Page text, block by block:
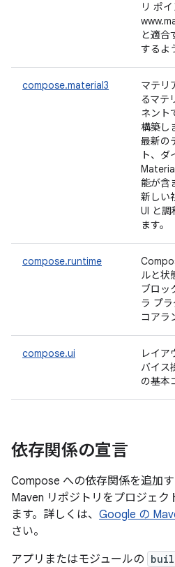
リ ポイ
と適合
するよ
compose.material3
マテリ
るマテ
ネント
構築し
最新の
ト、ダ
能が含
新しい
UI と
ます。
compose.runtime
ルと状
ブロッ
ラ プ
コアラ
compose.ui
レイア
バイス
の基本
依存関係の宣言
Compose への依存関係を追加
Maven リポジトリをプロジェク
ます。詳しくは、 Google の
さい。
アプリまたはモジュールの